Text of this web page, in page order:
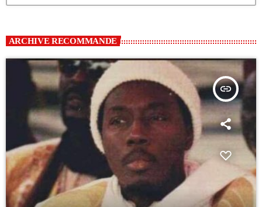
ARCHIVE RECOMMANDE
insert_link